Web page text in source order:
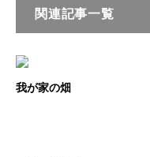
関連記事一覧
我が家の畑